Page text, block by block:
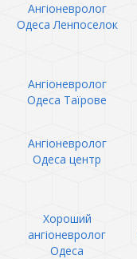
Ангіоневролог
Одеса Ленпоселок
Ангіоневролог
Одеса Таїрове
Ангіоневролог
Одеса центр
Хороший
ангіоневролог
Одеса